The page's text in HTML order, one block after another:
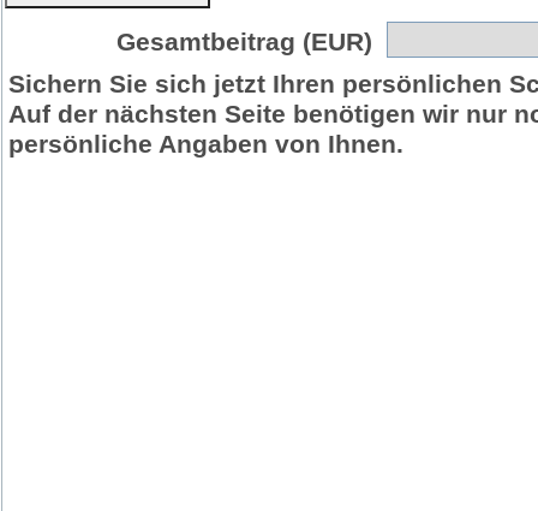
Gesamtbeitrag (EUR)
Sichern Sie sich jetzt Ihren persönlichen
Auf der nächsten Seite benötigen wir nur
persönliche Angaben von Ihnen.